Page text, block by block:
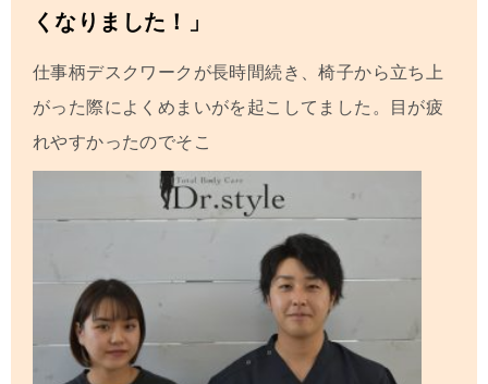
くなりました！」
仕事柄デスクワークが長時間続き、椅子から立ち上
がった際によくめまいがを起こしてました。目が疲
れやすかったのでそこ